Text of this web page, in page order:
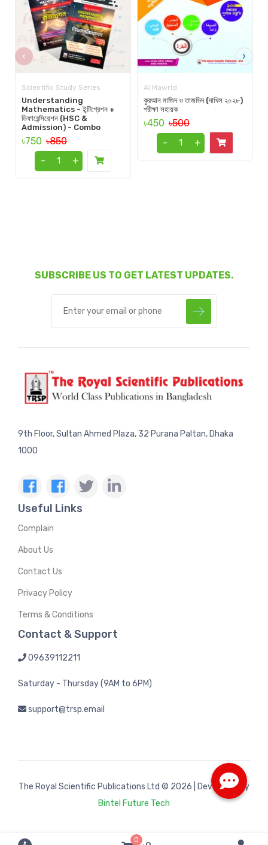
Scientific Study Series
Understanding
Mathematics - ইন্টিগ্রেশন +
ডিফারেন্সিয়েশন (HSC &
Admission) - Combo
৳750 ৳850
-
+
Al Mawrid
কুরআন মাজিদ ও তাজভিদ (দাখিল ২০২৮)
পরীক্ষা সহায়ক
৳450 ৳500
-
+
‹ ›
SUBSCRIBE US TO GET LATEST UPDATES.
9th Floor, Sultan Ahmed Plaza, 32 Purana Paltan, Dhaka
1000
Useful Links
Complain
About Us
Contact Us
Privacy Policy
Terms & Conditions
Contact & Support
09639112211
Saturday - Thursday (9AM to 6PM)
support@trsp.email
The Royal Scientific Publications Ltd © 2026 | Developed by
Bintel Future Tech
0